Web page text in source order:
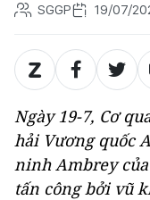
SGGP 19/07/
Ngày 19-7, Cơ
hải Vương quốc
ninh Ambrey
tấn công bởi vũ